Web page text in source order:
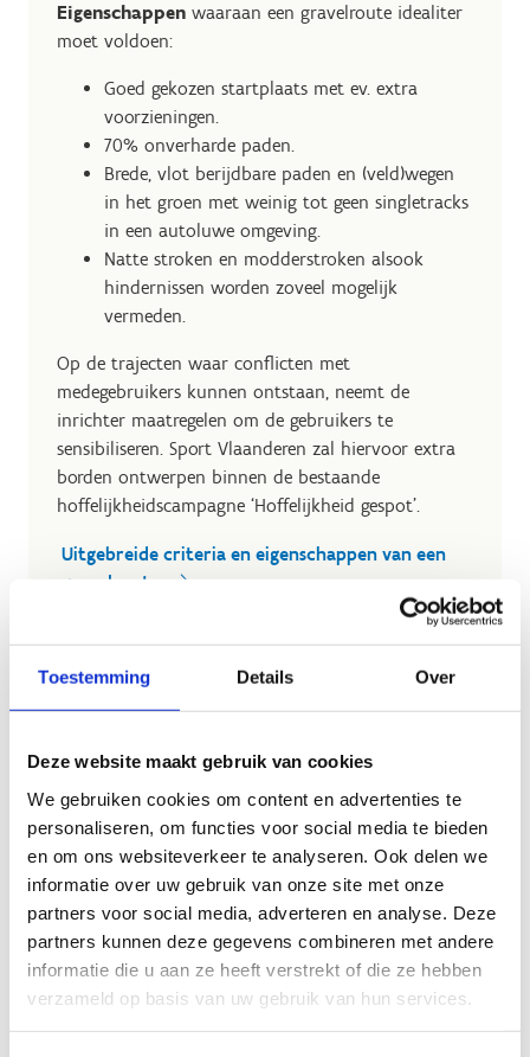
Toestemming Details Over
Deze website maakt gebruik van cookies
We gebruiken cookies om content en advertenties te
personaliseren, om functies voor social media te bieden
en om ons websiteverkeer te analyseren. Ook delen we
informatie over uw gebruik van onze site met onze
partners voor social media, adverteren en analyse. Deze
partners kunnen deze gegevens combineren met andere
informatie die u aan ze heeft verstrekt of die ze hebben
verzameld op basis van uw gebruik van hun services.
Eigenschappen waaraan een gravelroute idealiter
moet voldoen:
Goed gekozen startplaats met ev. extra
voorzieningen.
70% onverharde paden.
Brede, vlot berijdbare paden en (veld)wegen
in het groen met weinig tot geen singletracks
in een autoluwe omgeving.
Natte stroken en modderstroken alsook
hindernissen worden zoveel mogelijk
vermeden.
Op de trajecten waar conflicten met
medegebruikers kunnen ontstaan, neemt de
inrichter maatregelen om de gebruikers te
sensibiliseren. Sport Vlaanderen zal hiervoor extra
borden ontwerpen binnen de bestaande
hoffelijkheidscampagne ‘Hoffelijkheid gespot’.
Uitgebreide criteria en eigenschappen van een
gravelroute